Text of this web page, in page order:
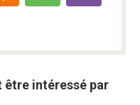
être intéressé par